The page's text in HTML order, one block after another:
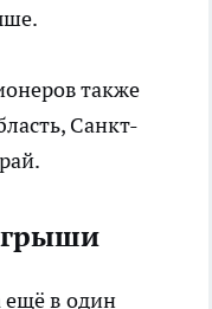
также
Санкт-
ещё в один